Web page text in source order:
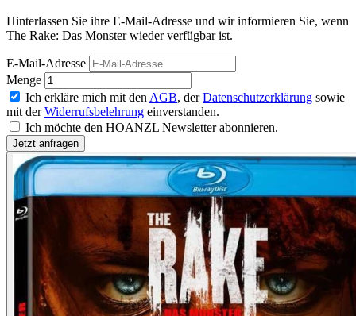
Hinterlassen Sie ihre E-Mail-Adresse und wir informieren Sie, wenn
The Rake: Das Monster wieder verfügbar ist.
E-Mail-Adresse
Menge
Ich erkläre mich mit den AGB, derDatenschutzerklärung sowie
mit derWiderrufsbelehrung einverstanden.
Ich möchte den HOANZL Newsletter abonnieren.